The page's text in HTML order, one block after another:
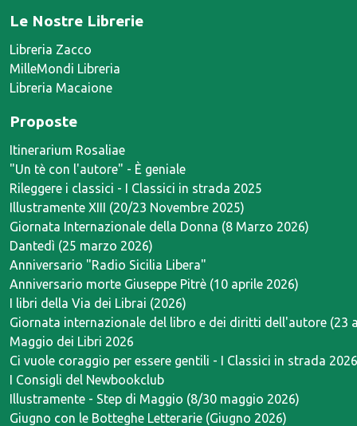
Le Nostre Librerie
Libreria Zacco
MilleMondi Libreria
Libreria Macaione
Proposte
Itinerarium Rosaliae
"Un tè con l'autore" - È geniale
Rileggere i classici - I Classici in strada 2025
Illustramente XIII (20/23 Novembre 2025)
Giornata Internazionale della Donna (8 Marzo 2026)
Dantedì (25 marzo 2026)
Anniversario "Radio Sicilia Libera"
Anniversario morte Giuseppe Pitrè (10 aprile 2026)
I libri della Via dei Librai (2026)
Giornata internazionale del libro e dei diritti dell'autore (23
Maggio dei Libri 2026
Ci vuole coraggio per essere gentili - I Classici in strada 2026
I Consigli del Newbookclub
Illustramente - Step di Maggio (8/30 maggio 2026)
Giugno con le Botteghe Letterarie (Giugno 2026)